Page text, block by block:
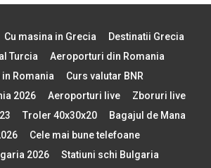
Cu masina in Grecia
Destinatii Grecia
Turcia
Aeroporturi din Romania
Romania
Curs valutar BNR
2026
Aeroporturi live
Zboruri live
Troler 40x30x20
Bagajul de Mana
Cele mai bune telefoane
2026
Statiuni schi Bulgaria